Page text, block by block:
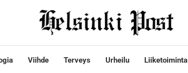
Viihde Terveys Urheilu Liiketoiminta